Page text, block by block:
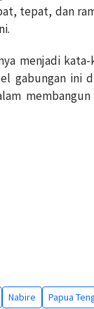
tepat, dan
menjadi
gabungan ini
Nabire Papua